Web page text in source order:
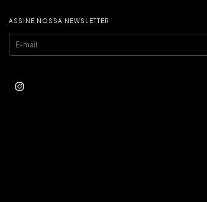
ASSINE NOSSA NEWSLETTER